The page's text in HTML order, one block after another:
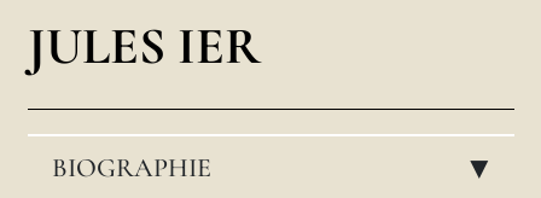
JULES IER
BIOGRAPHIE ▸